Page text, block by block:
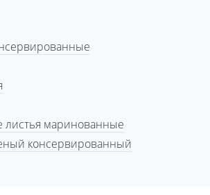
листья маринованные
консервированный